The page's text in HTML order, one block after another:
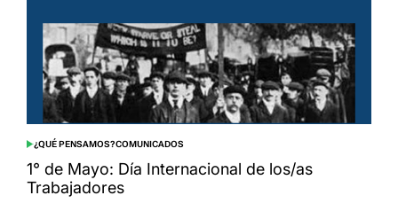
POSTED
IN
¿QUÉ PENSAMOS?COMUNICADOS
1° de Mayo: Día Internacional de los/as
Trabajadores